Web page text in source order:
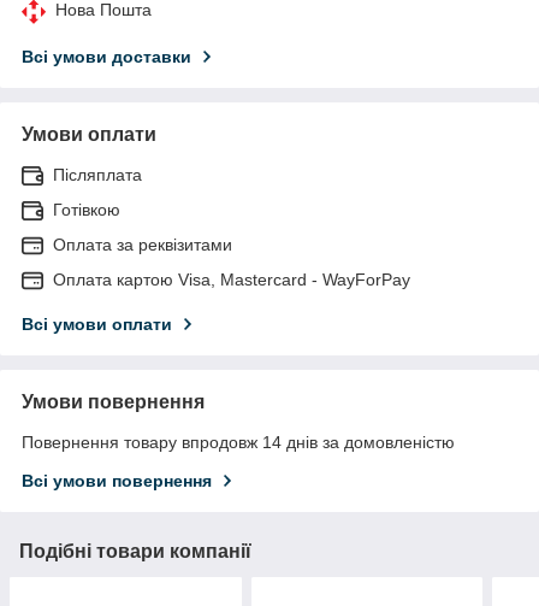
Нова Пошта
Всі умови доставки
Умови оплати
Післяплата
Готівкою
Оплата за реквізитами
Оплата картою Visa, Mastercard - WayForPay
Всі умови оплати
Умови повернення
Повернення товару впродовж 14 днів за домовленістю
Всі умови повернення
Подібні товари компанії